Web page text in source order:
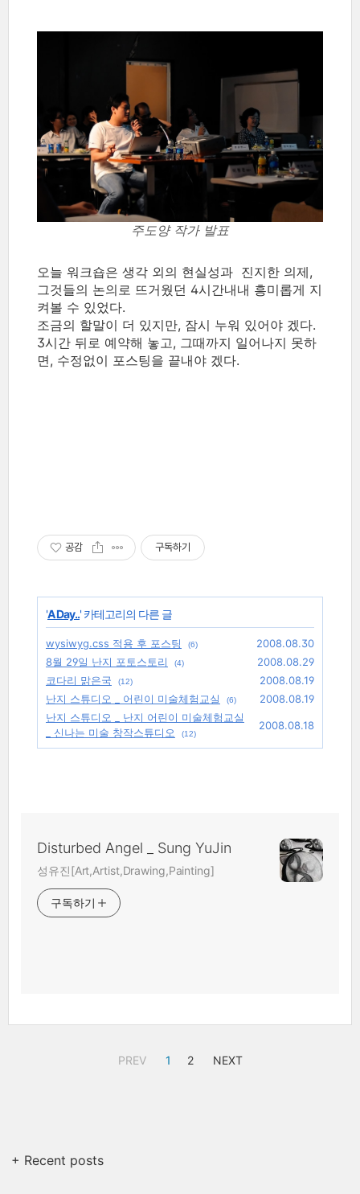
주도양 작가 발표
오늘 워크숍은 생각 외의 현실성과 진지한 의제,
그것들의 논의로 뜨거웠던 4시간내내 흥미롭게 지
켜볼 수 있었다.
조금의 할말이 더 있지만, 잠시 누워 있어야 겠다.
3시간 뒤로 예약해 놓고, 그때까지 일어나지 못하
면, 수정없이 포스팅을 끝내야 겠다.
공감 구독하기
'A Day..' 카테고리의 다른 글
wysiwyg.css 적용 후 포스팅 (6)
2008.08.30
8월 29일 난지 포토스토리
(4)
2008.08.29
코다리 맑은국
(12)
2008.08.19
난지 스튜디오 _ 어린이 미술체험교실
(6)
2008.08.19
난지 스튜디오 _ 난지 어린이 미술체험교실
_ 신나는 미술 창작스튜디오
(12)
2008.08.18
Disturbed Angel _ Sung YuJin
성유진[Art,Artist,Drawing,Painting]
구독하기
PREV 1 2 NEXT
+ Recent posts